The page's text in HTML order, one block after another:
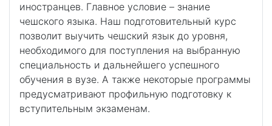
иностранцев. Главное условие – знание
чешского языка. Наш подготовительный курс
позволит выучить чешский язык до уровня,
необходимого для поступления на выбранную
специальность и дальнейшего успешного
обучения в вузе. А также некоторые программы
предусматривают профильную подготовку к
вступительным экзаменам.